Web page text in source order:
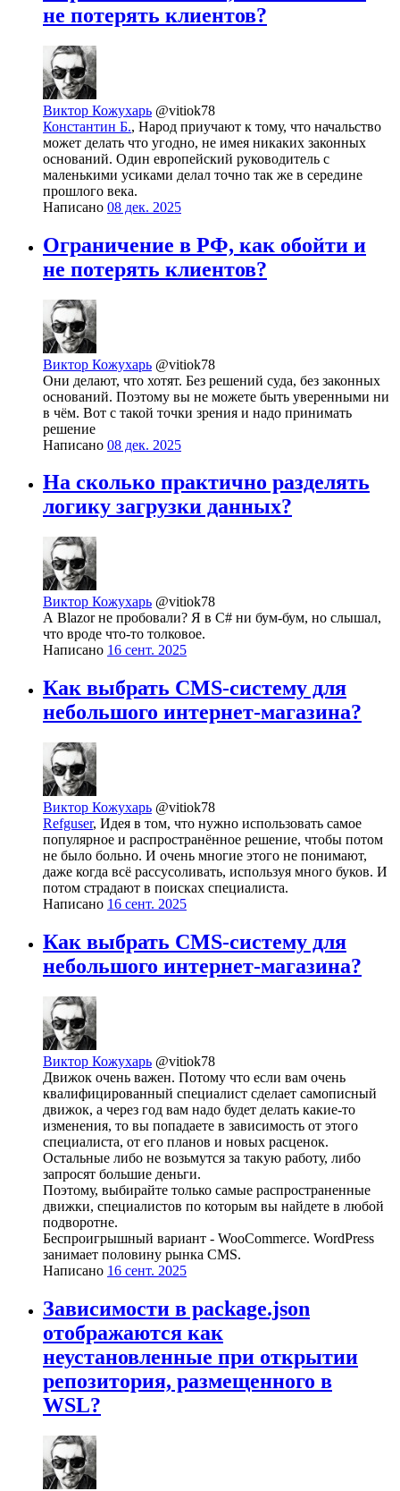
не потерять клиентов?
Виктор Кожухарь @vitiok78
Константин Б., Народ приучают к тому, что начальство
может делать что угодно, не имея никаких законных
оснований. Один европейский руководитель с
маленькими усиками делал точно так же в середине
прошлого века.
Написано 08 дек. 2025
Ограничение в РФ, как обойти и
не потерять клиентов?
Виктор Кожухарь @vitiok78
Они делают, что хотят. Без решений суда, без законных
оснований. Поэтому вы не можете быть уверенными ни
в чём. Вот с такой точки зрения и надо принимать
решение
Написано 08 дек. 2025
На сколько практично разделять
логику загрузки данных?
Виктор Кожухарь @vitiok78
А Blazor не пробовали? Я в C# ни бум-бум, но слышал,
что вроде что-то толковое.
Написано 16 сент. 2025
Как выбрать CMS-систему для
небольшого интернет-магазина?
Виктор Кожухарь @vitiok78
Refguser, Идея в том, что нужно использовать самое
популярное и распространённое решение, чтобы потом
не было больно. И очень многие этого не понимают,
даже когда всё рассусоливать, используя много буков. И
потом страдают в поисках специалиста.
Написано 16 сент. 2025
Как выбрать CMS-систему для
небольшого интернет-магазина?
Виктор Кожухарь @vitiok78
Движок очень важен. Потому что если вам очень
квалифицированный специалист сделает самописный
движок, а через год вам надо будет делать какие-то
изменения, то вы попадаете в зависимость от этого
специалиста, от его планов и новых расценок.
Остальные либо не возьмутся за такую работу, либо
запросят большие деньги.
Поэтому, выбирайте только самые распространенные
движки, специалистов по которым вы найдете в любой
подворотне.
Беспроигрышный вариант - WooCommerce. WordPress
занимает половину рынка CMS.
Написано 16 сент. 2025
Зависимости в package.json
отображаются как
неустановленные при открытии
репозитория, размещенного в
WSL?